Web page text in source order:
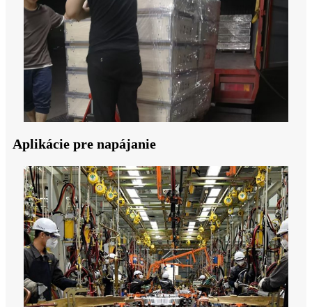
Aplikácie pre napájanie